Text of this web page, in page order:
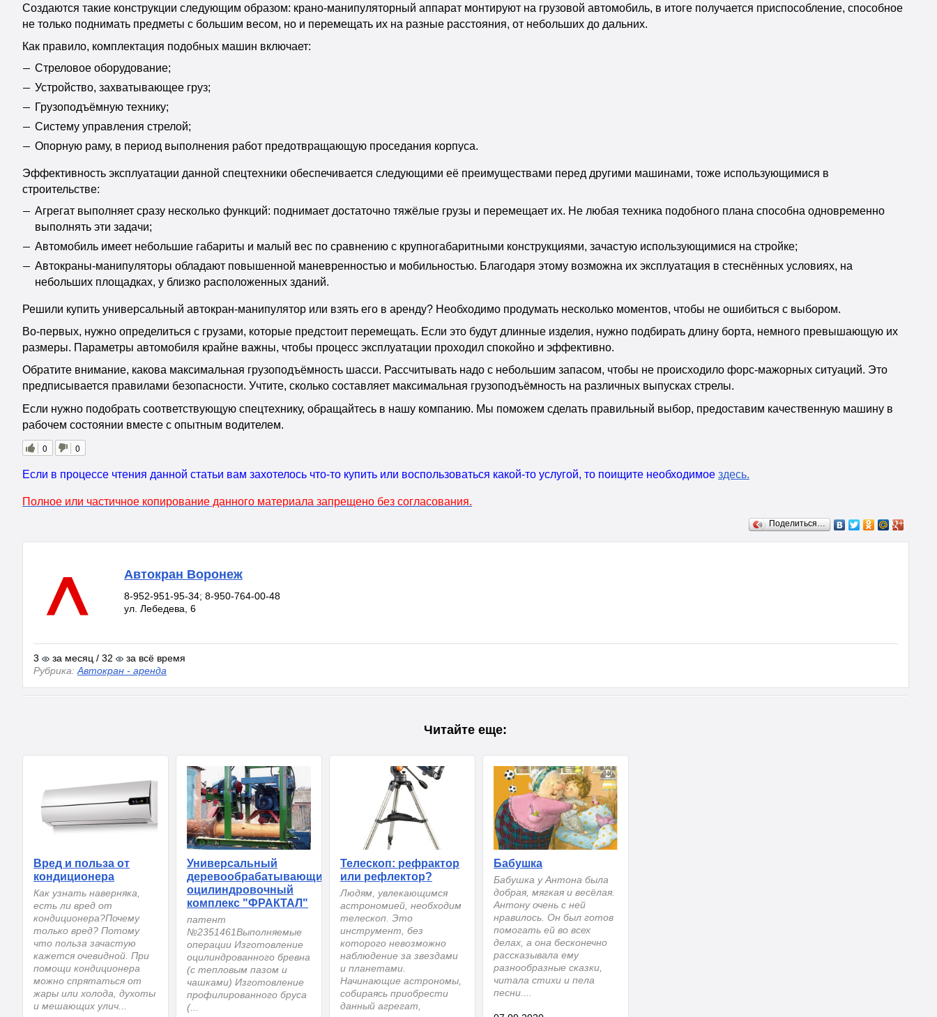
Создаются такие конструкции следующим образом: крано-манипуляторный аппарат монтируют на грузовой автомобиль, в итоге получается приспособление, способное
не только поднимать предметы с большим весом, но и перемещать их на разные расстояния, от небольших до дальних.
Как правило, комплектация подобных машин включает:
Стреловое оборудование;
Устройство, захватывающее груз;
Грузоподъёмную технику;
Систему управления стрелой;
Опорную раму, в период выполнения работ предотвращающую проседания корпуса.
Эффективность эксплуатации данной спецтехники обеспечивается следующими её преимуществами перед другими машинами, тоже использующимися в
строительстве:
Агрегат выполняет сразу несколько функций: поднимает достаточно тяжёлые грузы и перемещает их. Не любая техника подобного плана способна одновременно
выполнять эти задачи;
Автомобиль имеет небольшие габариты и малый вес по сравнению с крупногабаритными конструкциями, зачастую использующимися на стройке;
Автокраны-манипуляторы обладают повышенной маневренностью и мобильностью. Благодаря этому возможна их эксплуатация в стеснённых условиях, на
небольших площадках, у близко расположенных зданий.
Решили купить универсальный автокран-манипулятор или взять его в аренду? Необходимо продумать несколько моментов, чтобы не ошибиться с выбором.
Во-первых, нужно определиться с грузами, которые предстоит перемещать. Если это будут длинные изделия, нужно подбирать длину борта, немного превышающую их
размеры. Параметры автомобиля крайне важны, чтобы процесс эксплуатации проходил спокойно и эффективно.
Обратите внимание, какова максимальная грузоподъёмность шасси. Рассчитывать надо с небольшим запасом, чтобы не происходило форс-мажорных ситуаций. Это
предписывается правилами безопасности. Учтите, сколько составляет максимальная грузоподъёмность на различных выпусках стрелы.
Если нужно подобрать соответствующую спецтехнику, обращайтесь в нашу компанию. Мы поможем сделать правильный выбор, предоставим качественную машину в
рабочем состоянии вместе с опытным водителем.
0
0
Если в процессе чтения данной статьи вам захотелось что-то купить или воспользоваться какой-то услугой, то поищите необходимое здесь.
Полное или частичное копирование данного материала запрещено без согласования.
Поделиться…
Автокран Воронеж
8-952-951-95-34; 8-950-764-00-48
ул. Лебедева, 6
3 за месяц / 32
за всё время
Рубрика:Автокран - аренда
Читайте еще:
Вред и польза от
кондиционера
Как узнать наверняка,
есть ли вред от
кондиционера?Почему
только вред? Потому
что польза зачастую
кажется очевидной. При
помощи кондиционера
можно спрятаться от
жары или холода, духоты
и мешающих улич...
Универсальный
деревообрабатывающий
оцилиндровочный
комплекс "ФРАКТАЛ"
патент
№2351461Выполняемые
операции Изготовление
оцилиндрованного бревна
(с тепловым пазом и
чашками) Изготовление
профилированного бруса
(...
Телескоп: рефрактор
или рефлектор?
Людям, увлекающимся
астрономией, необходим
телескоп. Это
инструмент, без
которого невозможно
наблюдение за звездами
и планетами.
Начинающие астрономы,
собираясь приобрести
данный агрегат,
Бабушка
Бабушка у Антона была
добрая, мягкая и весёлая.
Антону очень с ней
нравилось. Он был готов
помогать ей во всех
делах, а она бесконечно
рассказывала ему
разнообразные сказки,
читала стихи и пела
песни....